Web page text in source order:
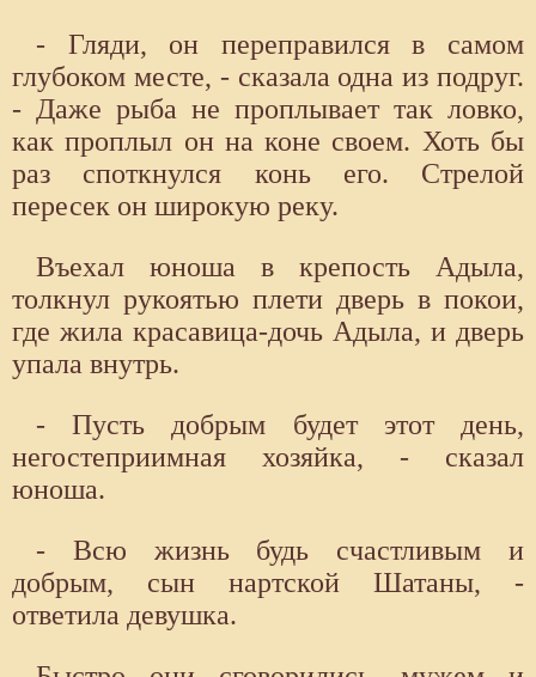
- Гляди, он переправился в самом
глубоком месте, - сказала одна из подруг.
- Даже рыба не проплывает так ловко,
как проплыл он на коне своем. Хоть бы
раз споткнулся конь его. Стрелой
пересек он широкую реку.
Въехал юноша в крепость Адыла,
толкнул рукоятью плети дверь в покои,
где жила красавица-дочь Адыла, и дверь
упала внутрь.
- Пусть добрым будет этот день,
негостеприимная хозяйка, - сказал
юноша.
- Всю жизнь будь счастливым и
добрым, сын нартской Шатаны, -
ответила девушка.